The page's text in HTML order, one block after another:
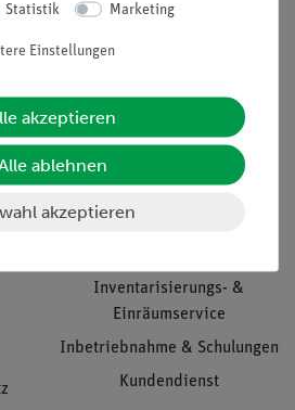
Nach oben
Service
Übersicht Service
Inventarisierungs- &
Einräumservice
Inbetriebnahme & Schulungen
Kundendienst
Statistik Marketing
Einstellungen
akzeptieren
ablehnen
akzeptieren